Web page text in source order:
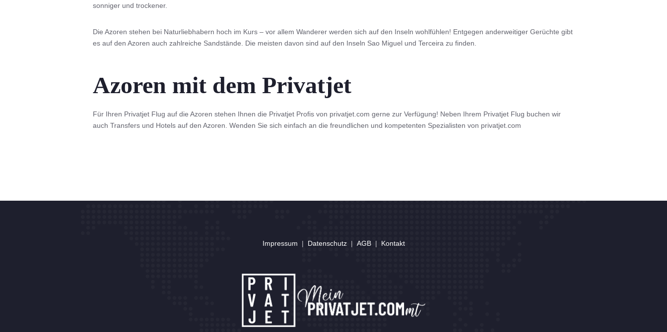
sonniger und trockener.
Die Azoren stehen bei Naturliebhabern hoch im Kurs – vor allem Wanderer werden sich auf den Inseln wohlfühlen! Entgegen anderweitiger Gerüchte gibt
es auf den Azoren auch zahlreiche Sandstände. Die meisten davon sind auf den Inseln Sao Miguel und Terceira zu finden.
Azoren mit dem Privatjet
Für Ihren Privatjet Flug auf die Azoren stehen Ihnen die Privatjet Profis von privatjet.com gerne zur Verfügung! Neben Ihrem Privatjet Flug buchen wir
auch Transfers und Hotels auf den Azoren. Wenden Sie sich einfach an die freundlichen und kompetenten Spezialisten von privatjet.com
Impressum | Datenschutz| AGB| Kontakt